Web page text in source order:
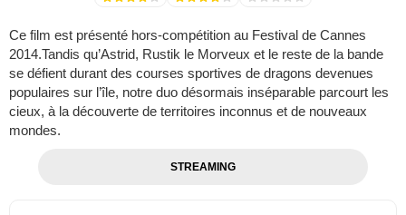
Ce film est présenté hors-compétition au Festival de Cannes
2014.Tandis qu’Astrid, Rustik le Morveux et le reste de la bande
se défient durant des courses sportives de dragons devenues
populaires sur l’île, notre duo désormais inséparable parcourt les
cieux, à la découverte de territoires inconnus et de nouveaux
mondes.
STREAMING